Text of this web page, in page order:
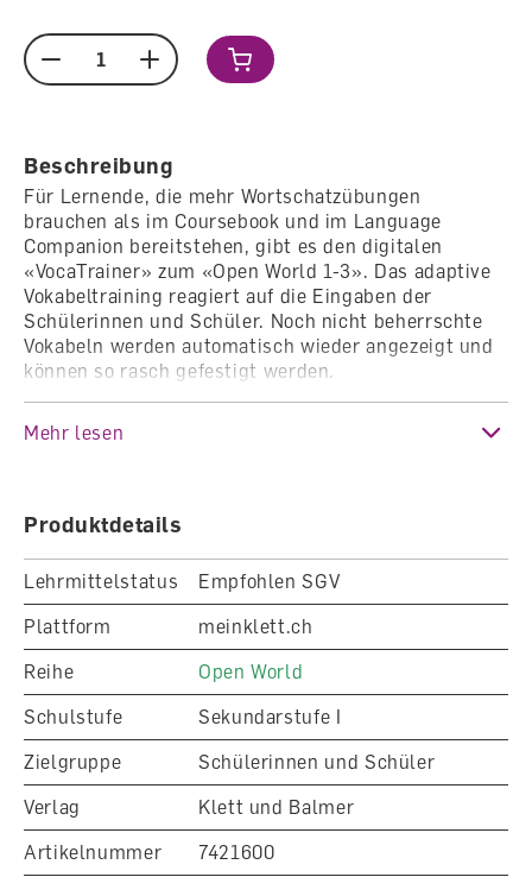
Menge
Beschreibung
Für Lernende, die mehr Wortschatzübungen
brauchen als im Coursebook und im Language
Companion bereitstehen, gibt es den digitalen
«VocaTrainer» zum «Open World 1-3». Das adaptive
Vokabeltraining reagiert auf die Eingaben der
Schülerinnen und Schüler. Noch nicht beherrschte
Vokabeln werden automatisch wieder angezeigt und
können so rasch gefestigt werden.
Der VocaTrainer wird mit dem Nutzer-Schlüssel auf
dem Lizenzschein freigeschaltet auf meinklett.ch. Es
handelt sich hier um zehn Einjahreslizenzen. Die
Mehr lesen
Produktdetails
Lehrmittelstatus
Empfohlen SGV
Plattform
meinklett.ch
Reihe
Open World
Schulstufe
Sekundarstufe I
Zielgruppe
Schülerinnen und Schüler
Verlag
Klett und Balmer
Artikelnummer
7421600